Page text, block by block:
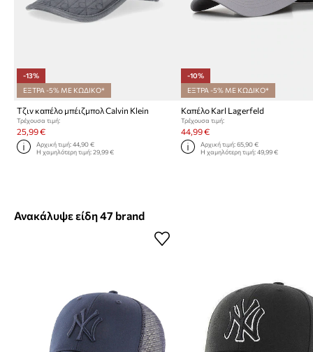
-13%
ΕΞΤΡΑ -5% ΜΕ ΚΩΔΙΚΟ*
Τζιν καπέλο μπέιζμπολ Calvin Klein
Τρέχουσα τιμή:
25,99 €
Αρχική τιμή:44,90 €
Η χαμηλότερη τιμή:29,99 €
-10%
ΕΞΤΡΑ -5% ΜΕ ΚΩΔΙΚΟ*
Καπέλο Karl Lagerfeld
Τρέχουσα τιμή:
44,99 €
Αρχική τιμή: 65,90 €
Η χαμηλότερη τιμή: 49,99 €
Ανακάλυψε είδη 47 brand